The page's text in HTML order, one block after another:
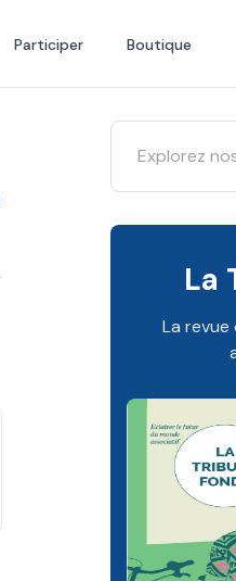
Participer Boutique
La
La